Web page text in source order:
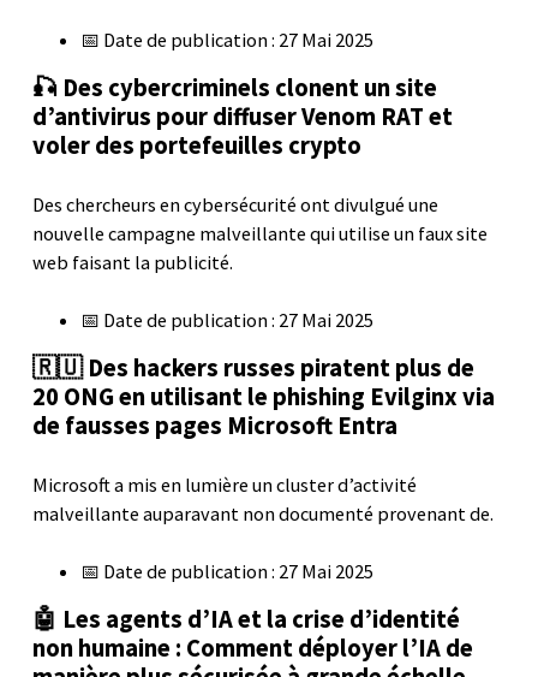
📅 Date de publication : 27 Mai 2025
🎣 Des cybercriminels clonent un site
d’antivirus pour diffuser Venom RAT et
voler des portefeuilles crypto
Des chercheurs en cybersécurité ont divulgué une
nouvelle campagne malveillante qui utilise un faux site
web faisant la publicité.
📅 Date de publication : 27 Mai 2025
🇷🇺 Des hackers russes piratent plus de
20 ONG en utilisant le phishing Evilginx via
de fausses pages Microsoft Entra
Microsoft a mis en lumière un cluster d’activité
malveillante auparavant non documenté provenant de.
📅 Date de publication : 27 Mai 2025
🤖 Les agents d’IA et la crise d’identité
non humaine : Comment déployer l’IA de